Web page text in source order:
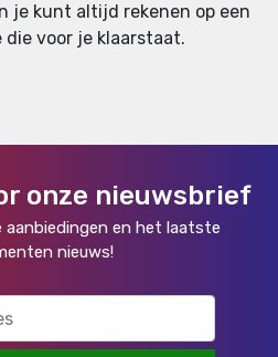
je kunt altijd rekenen op een
voor je klaarstaat.
onze nieuwsbrief
aanbiedingen en het laatste
nieuws!